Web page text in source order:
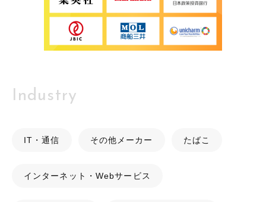
Industry
IT・通信 その他メーカー たばこ
インターネット・Webサービス